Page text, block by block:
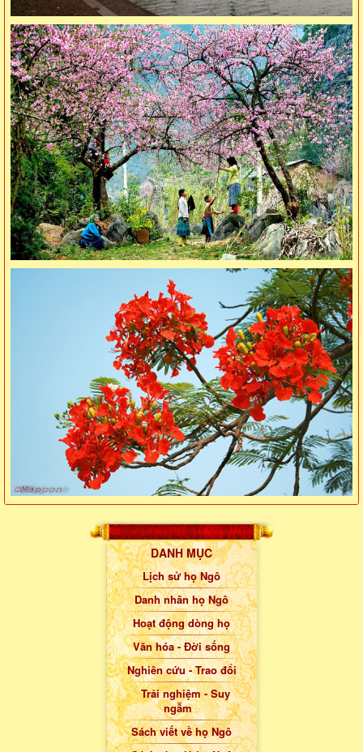
DANH MỤC
Lịch sử họ Ngô
Danh nhân họ Ngô
Hoạt động dòng họ
Văn hóa - Đời sống
Nghiên cứu - Trao đổi
Trải nghiệm - Suy
ngẫm
Sách viết về họ Ngô